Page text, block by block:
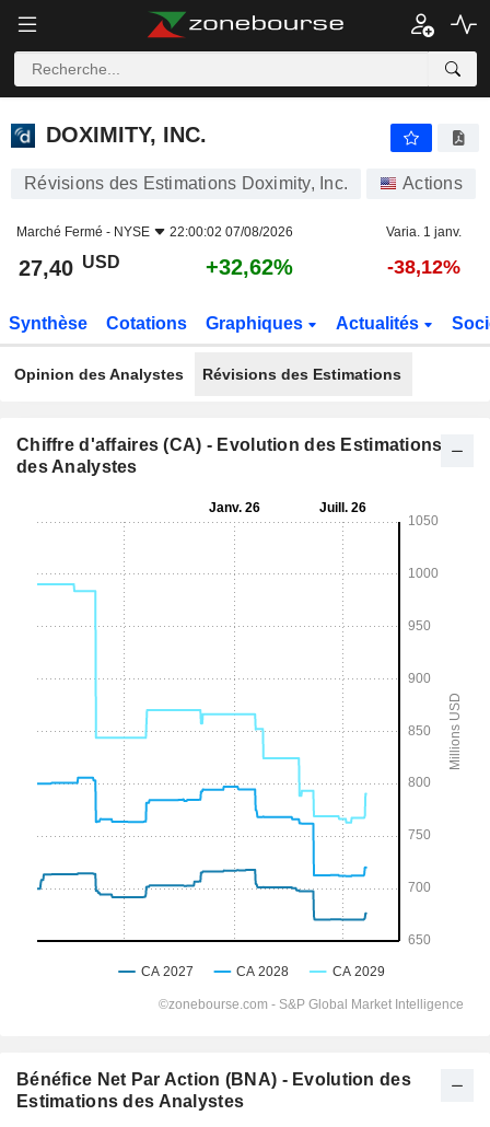
DOXIMITY, INC.
DOXIMITY, INC.
Révisions des Estimations Doximity, Inc. Actions
Marché Fermé - NYSE 22:00:02 07/08/2026 Varia. 1 janv.
27,40 USD +32,62% -38,12%
Synthèse Cotations Graphiques Actualités
Opinion des Analystes Révisions des Estimations
Chiffre d'affaires (CA) - Evolution des Estimations
des Analystes
Bénéfice Net Par Action (BNA) - Evolution des
Estimations des Analystes